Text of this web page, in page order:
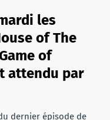
les
of The
of
attendu par
dernier épisode de